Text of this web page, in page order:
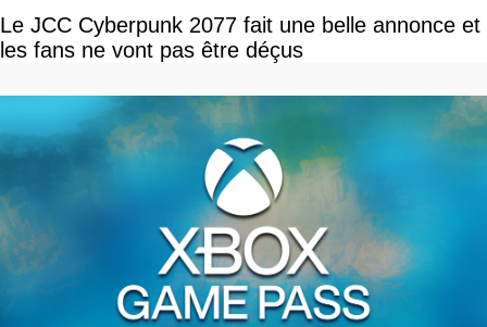
Le JCC Cyberpunk 2077 fait une belle annonce et
les fans ne vont pas être déçus